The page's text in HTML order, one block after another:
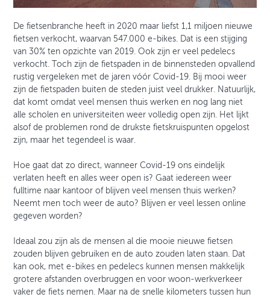
De fietsenbranche heeft in 2020 maar liefst 1,1 miljoen nieuwe
fietsen verkocht, waarvan 547.000 e-bikes. Dat is een stijging
van 30% ten opzichte van 2019. Ook zijn er veel pedelecs
verkocht. Toch zijn de fietspaden in de binnensteden opvallend
rustig vergeleken met de jaren vóór Covid-19. Bij mooi weer
zijn de fietspaden buiten de steden juist veel drukker. Natuurlijk,
dat komt omdat veel mensen thuis werken en nog lang niet
alle scholen en universiteiten weer volledig open zijn. Het lijkt
alsof de problemen rond de drukste fietskruispunten opgelost
zijn, maar het tegendeel is waar.
Hoe gaat dat zo direct, wanneer Covid-19 ons eindelijk
verlaten heeft en alles weer open is? Gaat iedereen weer
fulltime naar kantoor of blijven veel mensen thuis werken?
Neemt men toch weer de auto? Blijven er veel lessen online
gegeven worden?
Ideaal zou zijn als de mensen al die mooie nieuwe fietsen
zouden blijven gebruiken en de auto zouden laten staan. Dat
kan ook, met e-bikes en pedelecs kunnen mensen makkelijk
grotere afstanden overbruggen en voor woon-werkverkeer
vaker de fiets nemen. Maar na de snelle kilometers tussen hun